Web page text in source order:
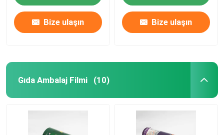
Bize ulaşın Bize ulaşın
Gıda Ambalaj Filmi (10)